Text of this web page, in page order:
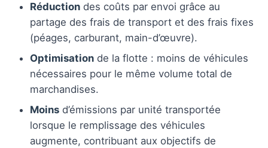
Réduction des coûts par envoi grâce au
partage des frais de transport et des frais fixes
(péages, carburant, main-d’œuvre).
Optimisation de la flotte : moins de véhicules
nécessaires pour le même volume total de
marchandises.
Moins d’émissions par unité transportée
lorsque le remplissage des véhicules
augmente, contribuant aux objectifs de